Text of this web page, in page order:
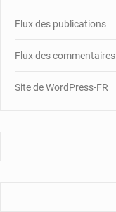
Flux des publications
Flux des commentaires
Site de WordPress-FR